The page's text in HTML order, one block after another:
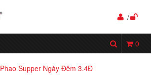
/
0
Phao Supper Ngày Đêm 3.4Đ